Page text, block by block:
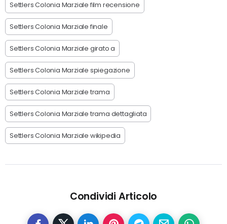
Settlers Colonia Marziale film recensione
Settlers Colonia Marziale finale
Settlers Colonia Marziale girato a
Settlers Colonia Marziale spiegazione
Settlers Colonia Marziale trama
Settlers Colonia Marziale trama dettagliata
Settlers Colonia Marziale wikipedia
Condividi Articolo